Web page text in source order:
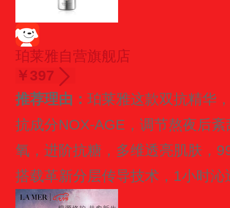
珀莱雅自营旗舰店
￥397
推荐理由： 珀莱雅这款双抗精华
抗成分NOX-AGE，调节熬夜后
氧，进阶抗糖，多维透亮肌肤，
搭载革新分层传导技术，1小时